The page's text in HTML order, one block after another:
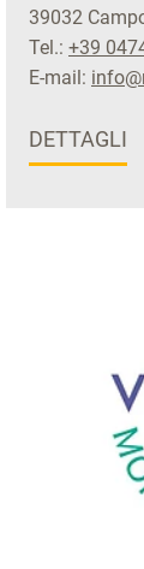
39032
Tel.: +39
E-mail:
DETTAGLI